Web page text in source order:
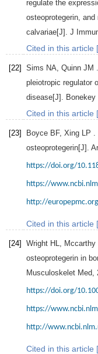
regulate the
osteoprotegerin,
calvariae[J]. J
Cited in this article
[22] Sims NA Quinn JM
pleiotropic regulator
disease[J]. Bonekey
Cited in this article
[23] Boyce BF, Xing LP
osteoprotegerin[J].
https://doi.org/
https://
http://
Cited in this article
[24] Wright HL Mccarthy
osteoprotegerin in
Musculoskelet Med
https://doi.org/
https://
http://
Cited in this article